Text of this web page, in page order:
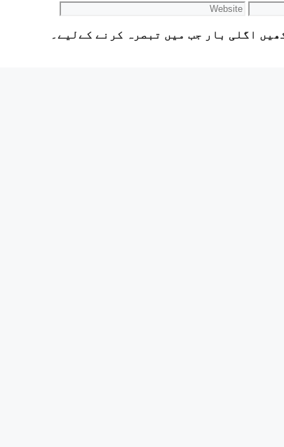
Website
اگلی بار جب میں تبصرہ کرنے کےلیے۔